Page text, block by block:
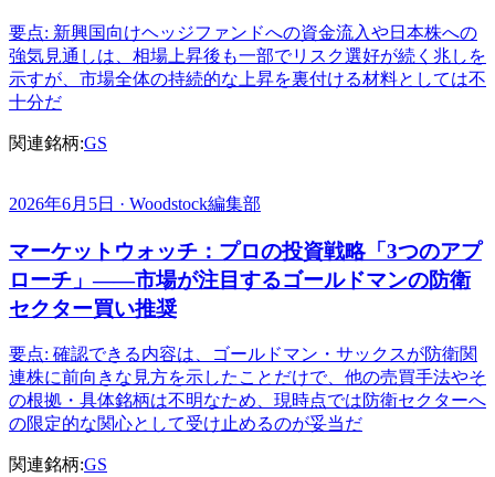
要点: 新興国向けヘッジファンドへの資金流入や日本株への
強気見通しは、相場上昇後も一部でリスク選好が続く兆しを
示すが、市場全体の持続的な上昇を裏付ける材料としては不
十分だ
関連銘柄:GS
2026年6月5日 · Woodstock編集部
マーケットウォッチ：プロの投資戦略「3つのアプ
ローチ」――市場が注目するゴールドマンの防衛
セクター買い推奨
要点: 確認できる内容は、ゴールドマン・サックスが防衛関
連株に前向きな見方を示したことだけで、他の売買手法やそ
の根拠・具体銘柄は不明なため、現時点では防衛セクターへ
の限定的な関心として受け止めるのが妥当だ
関連銘柄:GS